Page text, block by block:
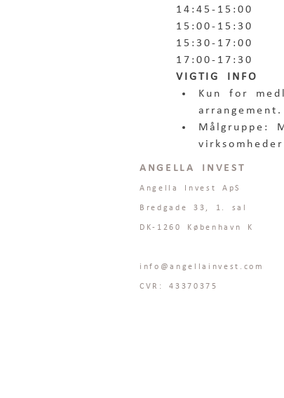
14:45-15:00
15:00-15:30
15:30-17:00
17:00-17:30
VIGTIG INFO
Kun for
Målgruppe:
virksomheder
ANGELLA INVEST
Angella Invest ApS
Bredgade 33, 1. sal
DK-1260 København K
info@angellainvest.com
CVR: 43370375